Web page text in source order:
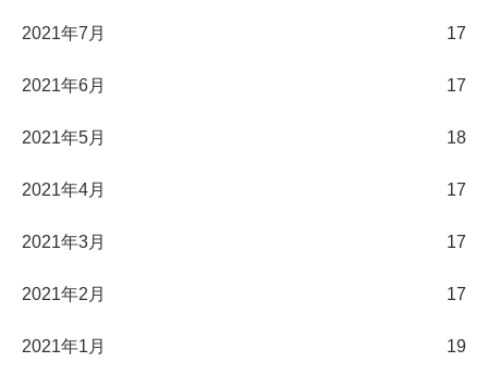
2021年7月 17
2021年6月 17
2021年5月 18
2021年4月 17
2021年3月 17
2021年2月 17
2021年1月 19